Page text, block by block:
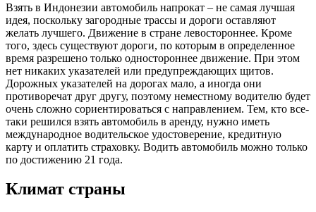
Взять в Индонезии автомобиль напрокат – не самая лучшая
идея, поскольку загородные трассы и дороги оставляют
желать лучшего. Движение в стране левостороннее. Кроме
того, здесь существуют дороги, по которым в определенное
время разрешено только одностороннее движение. При этом
нет никаких указателей или предупреждающих щитов.
Дорожных указателей на дорогах мало, а иногда они
противоречат друг другу, поэтому неместному водителю будет
очень сложно сориентироваться с направлением. Тем, кто все-
таки решился взять автомобиль в аренду, нужно иметь
международное водительское удостоверение, кредитную
карту и оплатить страховку. Водить автомобиль можно только
по достижению 21 года.
Климат страны